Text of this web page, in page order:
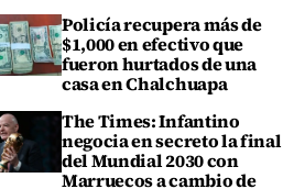
Policía recupera más de
$1,000 en efectivo que
fueron hurtados de una
casa en Chalchuapa
The Times: Infantino
negocia en secreto la final
del Mundial 2030 con
Marruecos a cambio de